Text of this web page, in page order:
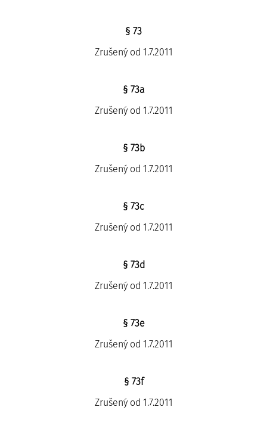
§ 73
Zrušený od 1.7.2011
§ 73a
Zrušený od 1.7.2011
§ 73b
Zrušený od 1.7.2011
§ 73c
Zrušený od 1.7.2011
§ 73d
Zrušený od 1.7.2011
§ 73e
Zrušený od 1.7.2011
§ 73f
Zrušený od 1.7.2011